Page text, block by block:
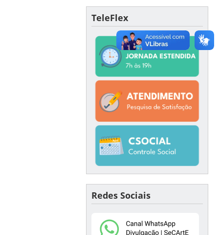
TeleFlex
Redes Sociais